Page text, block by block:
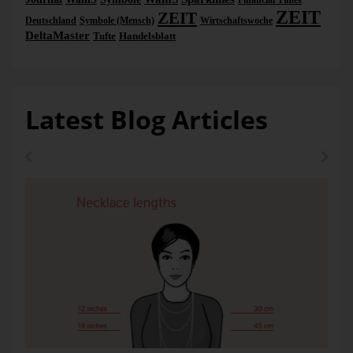
Deutschland Symbole (Mensch) ZEIT Wirtschaftswoche ZEIT
DeltaMaster Tufte Handelsblatt
Latest Blog Articles